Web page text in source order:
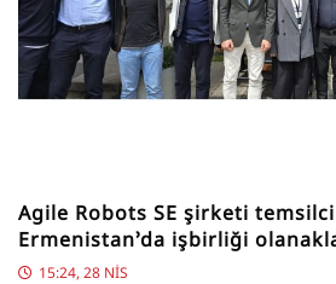
Agile Robots SE şirketi
Ermenistan’da işbirliği
15:24, 28 NIS